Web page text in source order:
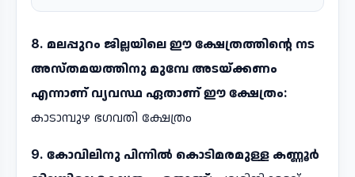
8. മലപ്പുറം ജില്ലയിലെ ഈ ക്ഷേത്രത്തിന്റെ നട
അസ്തമയത്തിനു മുമ്പേ അടയ്ക്കണം
എന്നാണ് വ്യവസ്ഥ ഏതാണ് ഈ ക്ഷേത്രം:
കാടാമ്പുഴ ഭഗവതി ക്ഷേത്രം
9. കോവിലിനു പിന്നിൽ കൊടിമരമുള്ള കണ്ണൂർ